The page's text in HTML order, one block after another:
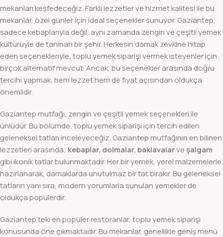
mekanları keşfedeceğiz. Farklı lezzetler ve hizmet kalitesi ile bu
mekanlar, özel günler için ideal seçenekler sunuyor. Gaziantep,
sadece kebaplarıyla değil, aynı zamanda zengin ve çeşitli yemek
kültürüyle de tanınan bir şehir. Herkesin damak zevkine hitap
eden seçenekleriyle, toplu yemek siparişi vermek isteyenler için
birçok alternatif mevcut. Ancak, bu seçenekler arasında doğru
tercihi yapmak, hem lezzet hem de fiyat açısından oldukça
önemlidir.
Gaziantep mutfağı, zengin ve çeşitli yemek seçenekleri ile
ünlüdür. Bu bölümde, toplu yemek siparişi için tercih edilen
geleneksel tatları inceleyeceğiz. Gaziantep mutfağının en bilinen
lezzetleri arasında; kebaplar, dolmalar, baklavalarve şalgam
gibi ikonik tatlar bulunmaktadır. Her bir yemek, yerel malzemelerle
hazırlanarak, damaklarda unutulmaz bir tat bırakır. Bu geleneksel
tatların yanı sıra, modern yorumlarla sunulan yemekler de
oldukça popülerdir.
Gaziantep’teki en popüler restoranlar, toplu yemek siparişi
konusunda öne çıkmaktadır. Bu mekanlar, genellikle geniş menü